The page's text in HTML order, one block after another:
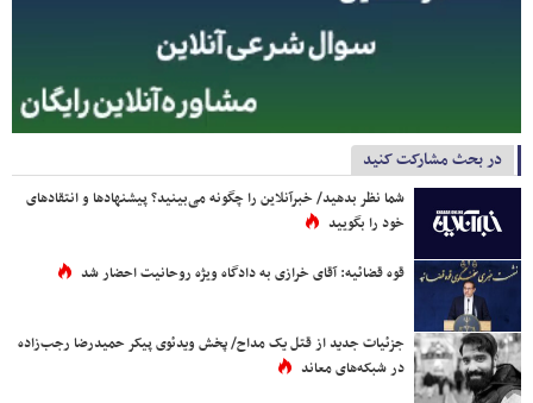
در بحث مشارکت کنید
شما نظر بدهید/ خبرآنلاین را چگونه می‌بینید؟ پیشنهادها و انتقادهای
خود را بگویید
قوه قضائیه: آقای خرازی به دادگاه ویژه روحانیت احضار شد
جزئیات جدید از قتل یک مداح/ پخش ویدئوی پیکر حمیدرضا رجب‌زاده
در شبکه‌های معاند